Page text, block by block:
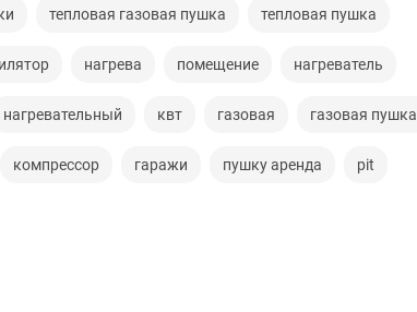
тепловая газовая пушка тепловая пушка
нагрева помещение нагреватель
нагревательный квт газовая газовая
компрессор гаражи пушку аренда pit